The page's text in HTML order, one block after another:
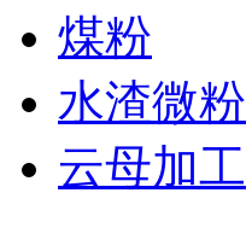
煤粉
水渣微粉
云母加工